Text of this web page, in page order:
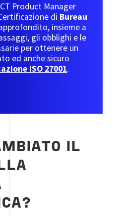
Product Manager
di Bureau
insieme a
gli obblighi e le
per ottenere un
ed anche sicuro
ISO 27001.
IL